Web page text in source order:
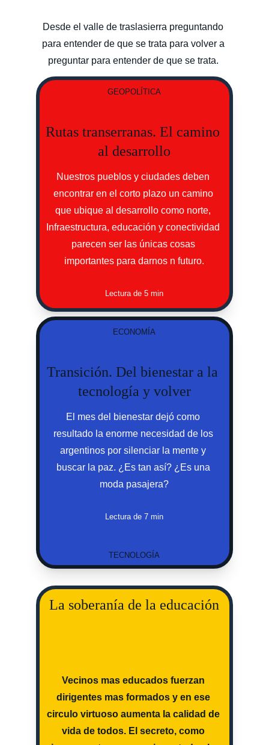
Desde el valle de traslasierra preguntando
para entender de que se trata para volver a
preguntar para entender de que se trata.
GEOPOLÍTICA
ECONOMÍA
TECNOLOGÍA
Rutas transerranas. El camino
al desarrollo
Transición. Del bienestar a la
tecnología y volver
La soberanía de la educación
Nuestros pueblos y ciudades deben
encontrar en el corto plazo un camino
que ubique al desarrollo como norte,
Infraestructura, educación y conectividad
parecen ser las únicas cosas
importantes para darnos n futuro.
El mes del bienestar dejó como
resultado la enorme necesidad de los
argentinos por silenciar la mente y
buscar la paz. ¿Es tan así? ¿Es una
moda pasajera?
Vecinos mas educados fuerzan
dirigentes mas formados y en ese
circulo virtuoso aumenta la calidad de
vida de todos. El secreto, como
Lectura de 5 min
Lectura de 7 min